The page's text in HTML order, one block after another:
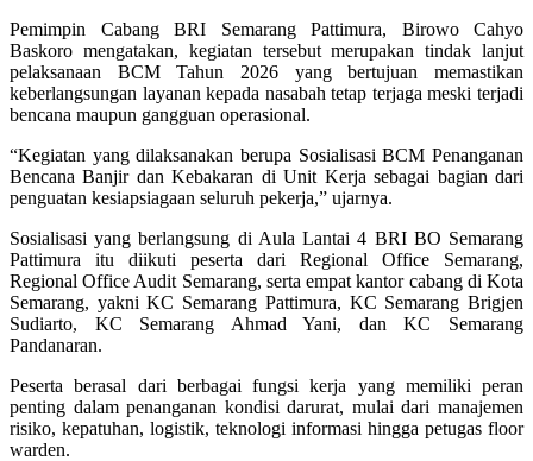
Pemimpin Cabang BRI Semarang Pattimura, Birowo Cahyo
Baskoro mengatakan, kegiatan tersebut merupakan tindak lanjut
pelaksanaan BCM Tahun 2026 yang bertujuan memastikan
keberlangsungan layanan kepada nasabah tetap terjaga meski terjadi
bencana maupun gangguan operasional.
“Kegiatan yang dilaksanakan berupa Sosialisasi BCM Penanganan
Bencana Banjir dan Kebakaran di Unit Kerja sebagai bagian dari
penguatan kesiapsiagaan seluruh pekerja,” ujarnya.
Sosialisasi yang berlangsung di Aula Lantai 4 BRI BO Semarang
Pattimura itu diikuti peserta dari Regional Office Semarang,
Regional Office Audit Semarang, serta empat kantor cabang di Kota
Semarang, yakni KC Semarang Pattimura, KC Semarang Brigjen
Sudiarto, KC Semarang Ahmad Yani, dan KC Semarang
Pandanaran.
Peserta berasal dari berbagai fungsi kerja yang memiliki peran
penting dalam penanganan kondisi darurat, mulai dari manajemen
risiko, kepatuhan, logistik, teknologi informasi hingga petugas floor
warden.